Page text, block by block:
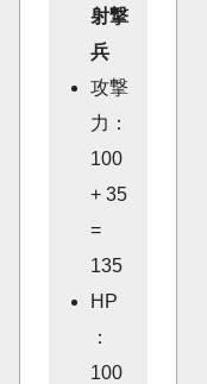
射撃
兵
攻撃
力：
100
+ 35
=
135
HP
：
100